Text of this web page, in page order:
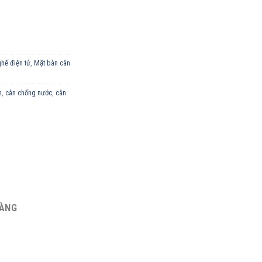
điện tử, Mặt bàn cân
cân chống nước, cân